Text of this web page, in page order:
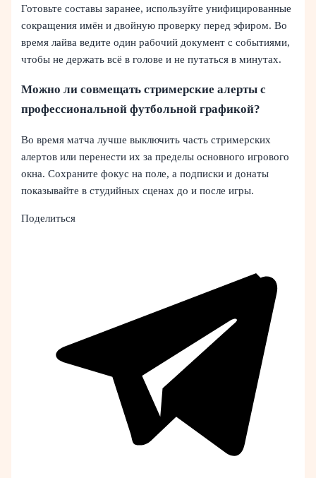
Готовьте составы заранее, используйте унифицированные
сокращения имён и двойную проверку перед эфиром. Во
время лайва ведите один рабочий документ с событиями,
чтобы не держать всё в голове и не путаться в минутах.
Можно ли совмещать стримерские алерты с
профессиональной футбольной графикой?
Во время матча лучше выключить часть стримерских
алертов или перенести их за пределы основного игрового
окна. Сохраните фокус на поле, а подписки и донаты
показывайте в студийных сценах до и после игры.
Поделиться